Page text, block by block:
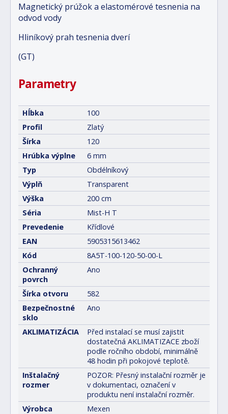
Magnetický prúžok a elastomérové tesnenia na
odvod vody
Hliníkový prah tesnenia dverí
(GT)
Parametry
Hĺbka
100
Profil
Zlatý
Šírka
120
Hrúbka výplne
6 mm
Typ
Obdélníkový
Výplň
Transparent
Výška
200 cm
Séria
Mist-H T
Prevedenie
Křídlové
EAN
5905315613462
Kód
8A5T-100-120-50-00-L
Ochranný
povrch
Ano
Šírka otvoru
582
Bezpečnostné
sklo
Ano
AKLIMATIZÁCIA
Před instalací se musí zajistit
dostatečná AKLIMATIZACE zboží
podle ročního období, minimálně
48 hodin při pokojové teplotě.
Inštalačný
rozmer
POZOR: Přesný instalační rozměr je
v dokumentaci, označení v
produktu není instalační rozměr.
Výrobca
Mexen